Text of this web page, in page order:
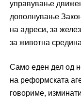
управување
дополнување
на адреси, за
за животна
Само еден дел од
на реформската
говориме,